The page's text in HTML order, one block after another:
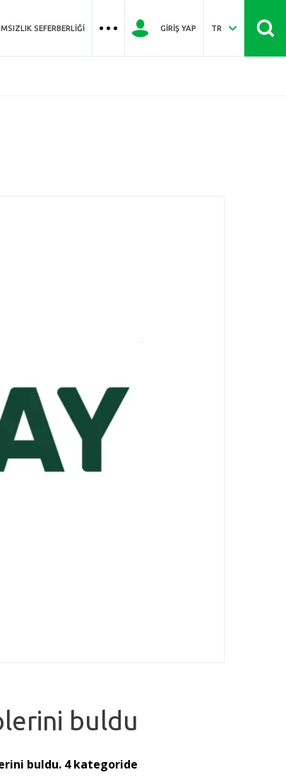
SEFERBERLIĞI GIRIŞ YAP TR
buldu
buldu. 4 kategoride